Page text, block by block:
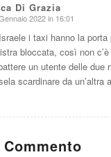
Di Grazia
2022 in 16:01
i taxi hanno la porta
bloccata, così non
un utente delle due
scardinare da un’altra